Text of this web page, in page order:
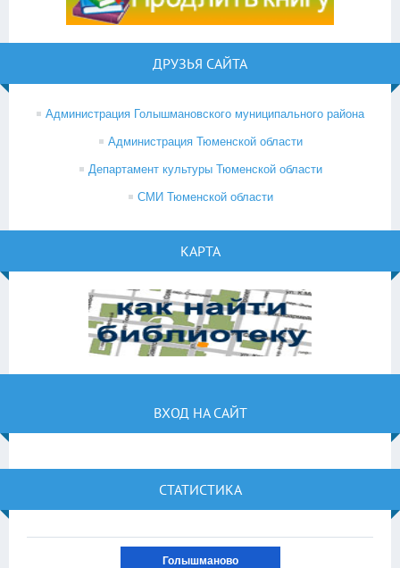
ДРУЗЬЯ САЙТА
Администрация Голышмановского муниципального района
Администрация Тюменской области
Департамент культуры Тюменской области
СМИ Тюменской области
КАРТА
ВХОД НА САЙТ
СТАТИСТИКА
Голышманово